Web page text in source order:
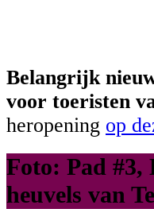
Belangrijk
voor toeristen
heropening op
Foto: Pad #3,
heuvels van